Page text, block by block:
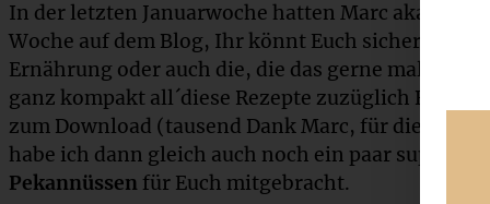
In der letzten Januarwoche hatten Marc aka
Woche auf dem Blog, Ihr könnt Euch sicher
Ernährung oder auch die, die das gerne mal
ganz kompakt all´diese Rezepte zuzüglich
zum Download (tausend Dank Marc, für diese
habe ich dann gleich auch noch ein paar super
Pekannüssen für Euch mitgebracht.